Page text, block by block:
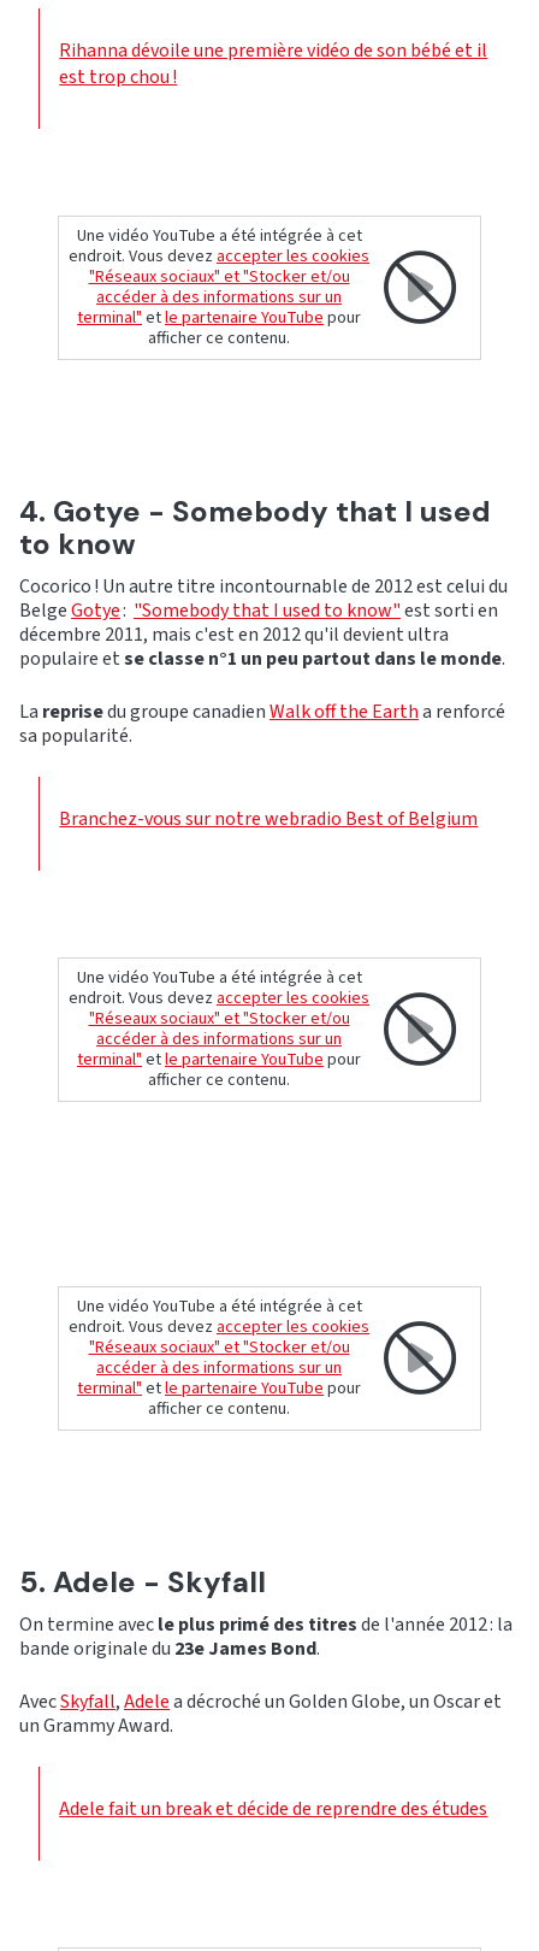
Rihanna dévoile une première vidéo de son bébé et il
est trop chou !
Une vidéo YouTube a été intégrée à cet
endroit. Vous devez accepter les cookies
"Réseaux sociaux" et "Stocker et/ou
accéder à des informations sur un
terminal" etle partenaire YouTube pour
afficher ce contenu.
4. Gotye - Somebody that I used
to know
Cocorico ! Un autre titre incontournable de 2012 est celui du
BelgeGotye: "Somebody that I used to know"est sorti en
décembre 2011, mais c'est en 2012 qu'il devient ultra
populaire etse classe n°1 un peu partout dans le monde.
La reprisedu groupe canadienWalk off the Eartha renforcé
sa popularité.
Branchez-vous sur notre webradio Best of Belgium
Une vidéo YouTube a été intégrée à cet
endroit. Vous devezaccepter les cookies
"Réseaux sociaux" et "Stocker et/ou
accéder à des informations sur un
terminal"etle partenaire YouTubepour
afficher ce contenu.
Une vidéo YouTube a été intégrée à cet
endroit. Vous devez accepter les cookies
"Réseaux sociaux" et "Stocker et/ou
accéder à des informations sur un
terminal" etle partenaire YouTube pour
afficher ce contenu.
5. Adele - Skyfall
On termine avecle plus primé des titresde l'année 2012 : la
bande originale du 23e James Bond.
AvecSkyfall,Adelea décroché un Golden Globe, un Oscar et
un Grammy Award.
Adele fait un break et décide de reprendre des études